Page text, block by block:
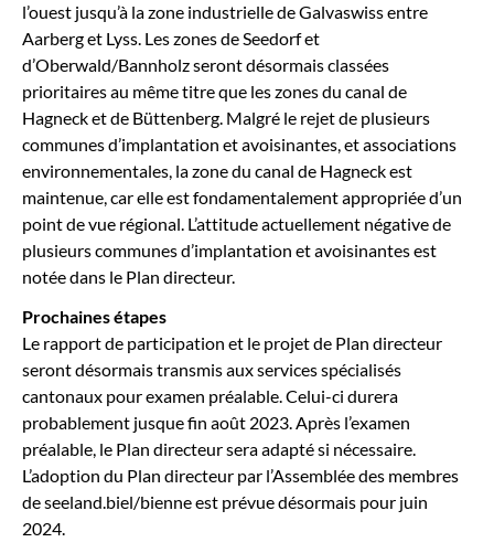
l’ouest jusqu’à la zone industrielle de Galvaswiss entre
Aarberg et Lyss. Les zones de Seedorf et
d’Oberwald/Bannholz seront désormais classées
prioritaires au même titre que les zones du canal de
Hagneck et de Büttenberg. Malgré le rejet de plusieurs
communes d’implantation et avoisinantes, et associations
environnementales, la zone du canal de Hagneck est
maintenue, car elle est fondamentalement appropriée d’un
point de vue régional. L’attitude actuellement négative de
plusieurs communes d’implantation et avoisinantes est
notée dans le Plan directeur.
Prochaines étapes
Le rapport de participation et le projet de Plan directeur
seront désormais transmis aux services spécialisés
cantonaux pour examen préalable. Celui-ci durera
probablement jusque fin août 2023. Après l’examen
préalable, le Plan directeur sera adapté si nécessaire.
L’adoption du Plan directeur par l’Assemblée des membres
de seeland.biel/bienne est prévue désormais pour juin
2024.